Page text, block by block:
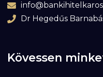
Dr Hegedűs
Kövessen